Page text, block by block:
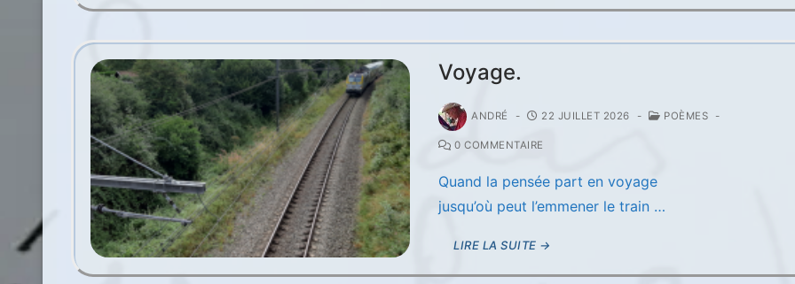
Voyage.
ANDRÉ - 22 JUILLET 2026 - POÈMES -
0 COMMENTAIRE
Quand la pensée part en voyage
jusqu’où peut l’emmener le train …
LIRE LA SUITE →